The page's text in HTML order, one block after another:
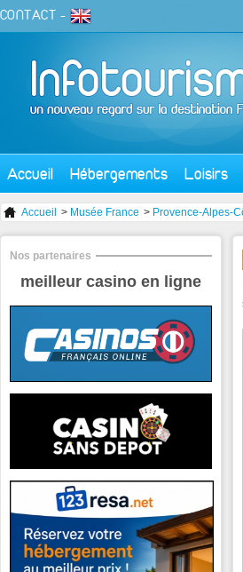
CONTACT -
Accueil Hébergements Loisirs
Accueil > Musée France > Provence-Alpes-
Nos partenaires
meilleur casino en ligne